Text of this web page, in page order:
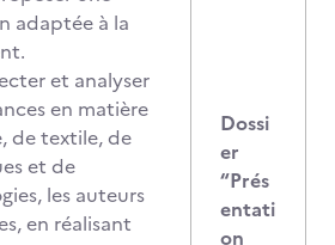
adaptée à la
et analyser
en matière
de textile, de
et de
les auteurs
en réalisant
Dossi
er
“Prés
entati
on